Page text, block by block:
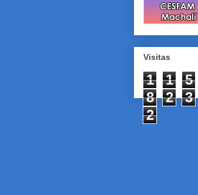
Visitas
1 1
5
8
2
3
2